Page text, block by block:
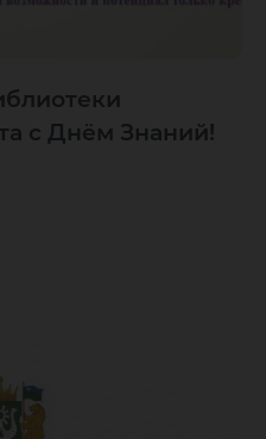
с Днём Знаний!